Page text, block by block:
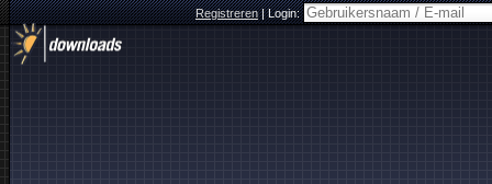
Registreren|Login: